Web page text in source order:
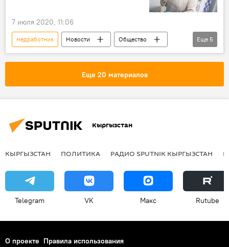
7 июля 2020, 11:06
медработник Новости
Общество
Кыргызстан
Коронавирус - 2020
Сколько всего зараженных коронавирусом в Кыргызстане
Еще 5
Еще 20 материалов
Кыргызстан
КЫРГЫЗСТАН ПОЛИТИКА РАДИО SPUTNIK КЫРГЫЗСТАН
Telegram VK Макс Rutube
О проекте Правила использования